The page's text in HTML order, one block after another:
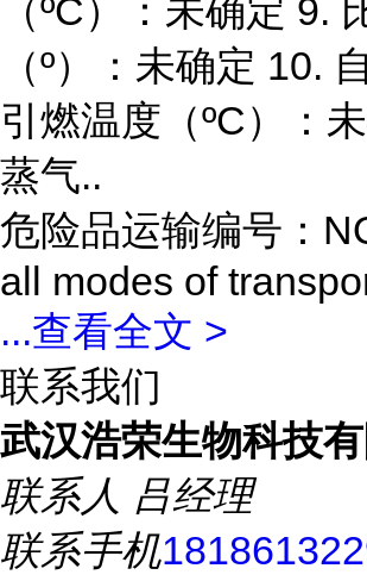
（ºC）：未确定 9.
（º）：未确定 10.
引燃温度（ºC）：
蒸气..
危险品运输编号：
all modes of
...查看全文 >
联系我们
武汉浩荣生物科技
联系人 吕经理
联系手机